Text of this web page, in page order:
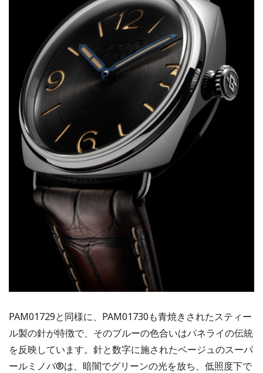
PAM01729と同様に、PAM01730も青焼きされたスティー
ル製の針が特徴で、そのブルーの色合いはパネライの伝統
を反映しています。針と数字に施されたベージュのスーパ
ールミノバ®は、暗闇でグリーンの光を放ち、低照度下で